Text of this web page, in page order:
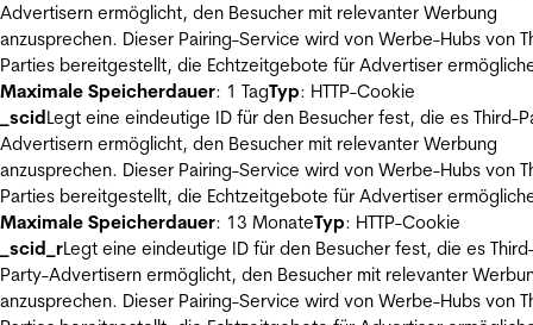
Advertisern ermöglicht, den Besucher mit relevanter Werbung
anzusprechen. Dieser Pairing-Service wird von Werbe-Hubs von
Parties bereitgestellt, die Echtzeitgebote für Advertiser
Maximale Speicherdauer: 1 TagTyp: HTTP-Cookie
_scidLegt eine eindeutige ID für den Besucher fest, die es Third-
Advertisern ermöglicht, den Besucher mit relevanter Werbung
anzusprechen. Dieser Pairing-Service wird von Werbe-Hubs von
Parties bereitgestellt, die Echtzeitgebote für Advertiser
Maximale Speicherdauer: 13 MonateTyp: HTTP-Cookie
_scid_rLegt eine eindeutige ID für den Besucher fest, die es
Party-Advertisern ermöglicht, den Besucher mit relevanter
anzusprechen. Dieser Pairing-Service wird von Werbe-Hubs von